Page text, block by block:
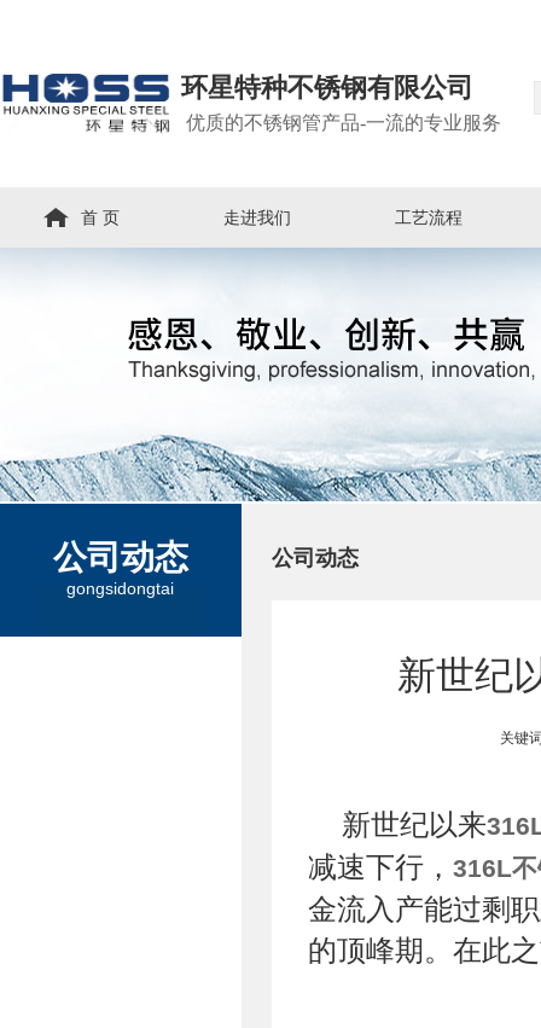
环星特种不锈钢有限公司
优质的不锈钢管产品-一流的专业服务
首 页 走进我们 工艺流程
公司动态
gongsidongtai
公司动态
新世纪
关键
新世纪以来
减速下行， 316L
金流入产能过剩
的顶峰期。在此